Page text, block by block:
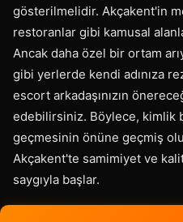
gösterilmelidir. Akçakent'in
restoranlar gibi kamusal
Ancak daha özel bir ortam
gibi yerlerde kendi adınıza
escort arkadaşınızın
edebilirsiniz. Böylece, kimlik
geçmesinin önüne geçmiş
Akçakent'te samimiyet ve
saygıyla başlar.